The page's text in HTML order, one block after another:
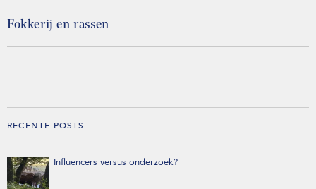
Fokkerij en rassen
RECENTE POSTS
Influencers versus onderzoek?